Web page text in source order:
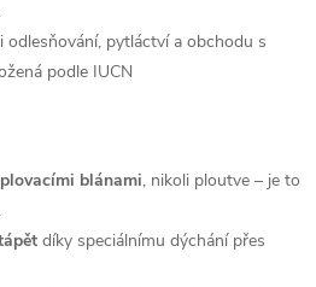
odlesňování, pytláctví a obchodu s
podle IUCN
blánami, nikoli ploutve – je to
díky speciálnímu dýchání přes